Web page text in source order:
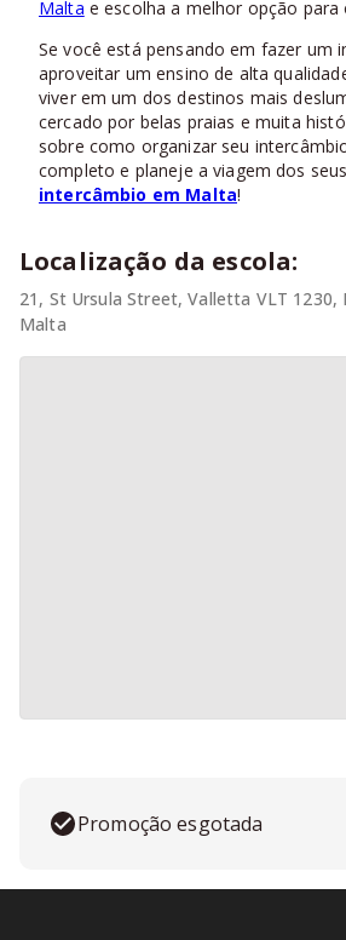
Malta e escolha a melhor opção para
Se você está pensando em fazer um
aproveitar um ensino de alta
viver em um dos destinos mais
cercado por belas praias e muita
sobre como organizar seu
completo e planeje a viagem dos
intercâmbio em Malta!
Localização da escola:
21, St Ursula Street, Valletta VLT 1230,
Malta
Promoção esgotada